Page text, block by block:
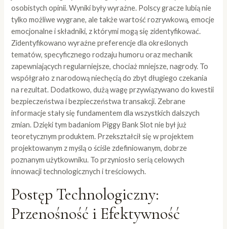
osobistych opinii. Wyniki były wyraźne. Polscy gracze lubią nie
tylko możliwe wygrane, ale także wartość rozrywkową, emocje
emocjonalne i składniki, z którymi mogą się zidentyfikować.
Zidentyfikowano wyraźne preferencje dla określonych
tematów, specyficznego rodzaju humoru oraz mechanik
zapewniających regularniejsze, chociaż mniejsze, nagrody. To
współgrało z narodową niechęcią do zbyt długiego czekania
na rezultat. Dodatkowo, dużą wagę przywiązywano do kwestii
bezpieczeństwa i bezpieczeństwa transakcji. Zebrane
informacje stały się fundamentem dla wszystkich dalszych
zmian. Dzięki tym badaniom Piggy Bank Slot nie był już
teoretycznym produktem. Przekształcił się w projektem
projektowanym z myślą o ściśle zdefiniowanym, dobrze
poznanym użytkowniku. To przyniosło serią celowych
innowacji technologicznych i treściowych.
Postęp Technologiczny:
Przenośność i Efektywność